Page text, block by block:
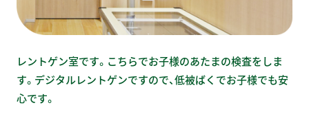
レントゲン室です。こちらでお子様のあたまの検査をしま
す。デジタルレントゲンですので、低被ばくでお子様でも安
心です。